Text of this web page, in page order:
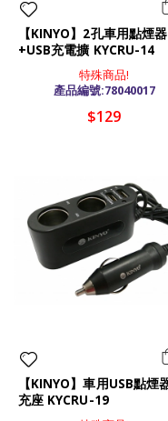
【KINYO】2孔車用點煙器
+USB充電擴 KYCRU-14
特殊商品!
產品編號:78040017
$129
【KINYO】車用USB點煙
充座 KYCRU-19